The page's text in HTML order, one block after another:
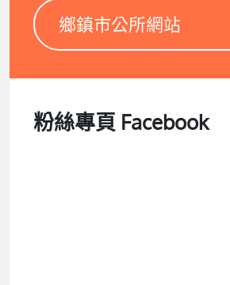
鄉鎮市公所網站
粉絲專頁 Facebook